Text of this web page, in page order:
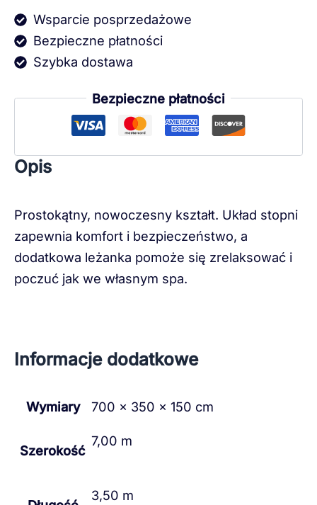
Wsparcie posprzedażowe
Bezpieczne płatności
Szybka dostawa
Bezpieczne płatności
Opis
Prostokątny, nowoczesny kształt. Układ stopni
zapewnia komfort i bezpieczeństwo, a
dodatkowa leżanka pomoże się zrelaksować i
poczuć jak we własnym spa.
Informacje dodatkowe
Wymiary 700 × 350 × 150 cm
Szerokość
7,00 m
3,50 m